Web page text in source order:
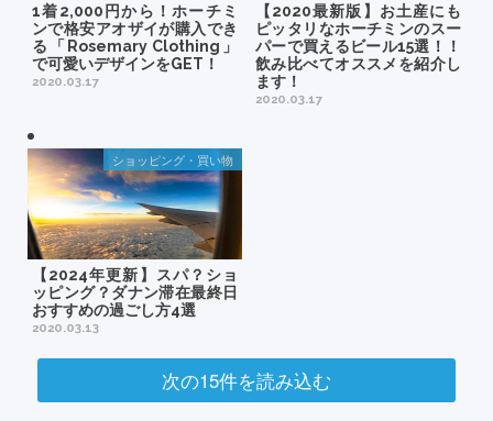
1着2,000円から！ホーチミ
ンで格安アオザイが購入でき
る「Rosemary Clothing」
で可愛いデザインをGET！
2020.03.17
【2020最新版】お土産にも
ピッタリなホーチミンのスー
パーで買えるビール15選！！
飲み比べてオススメを紹介し
ます！
2020.03.17
【2024年更新】スパ？ショ
ッピング？ダナン滞在最終日
おすすめの過ごし方4選
2020.03.13
ショッピング・買い物
次の15件を読み込む